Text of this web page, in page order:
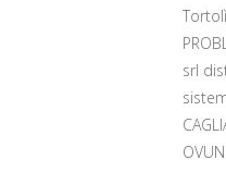
srl